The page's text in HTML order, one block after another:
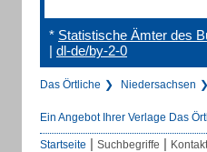
* Statistische Ämter des
| dl-de/by-2-0
Das Örtliche Niedersachsen
Ein Angebot Ihrer Verlage Das
Startseite | Suchbegriffe | Kontakt